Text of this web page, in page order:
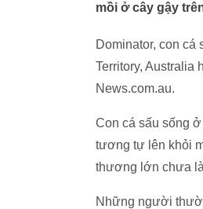
mồi ở cây gậy
Dominator, con cá
Territory, Australia
News.com.au.
Con cá sấu sống
tương tự lên khỏi
thương lớn chưa
Những người